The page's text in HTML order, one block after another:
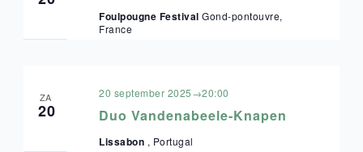
Foulpougne FestivalGond-pontouvre,
France
ZA
20 Duo Vandenabeele-Knapen
20 september 2025→20:00
Lissabon , Portugal